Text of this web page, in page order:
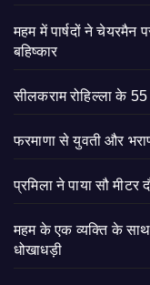
महम में पार्षदों ने चेयरमैन
बहिष्कार
सीलकराम रोहिल्ला के
फरमाणा से युवती और
प्रमिला ने पाया सौ मीटर
महम के एक व्यक्ति के
धोखाधड़ी